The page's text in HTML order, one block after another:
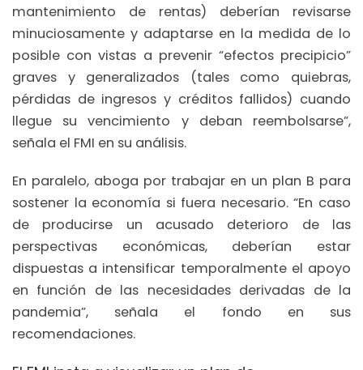
mantenimiento de rentas) deberían revisarse
minuciosamente y adaptarse en la medida de lo
posible con vistas a prevenir “efectos precipicio”
graves y generalizados (tales como quiebras,
pérdidas de ingresos y créditos fallidos) cuando
llegue su vencimiento y deban reembolsarse”,
señala el FMI en su análisis.
En paralelo, aboga por trabajar en un plan B para
sostener la economía si fuera necesario. “En caso
de producirse un acusado deterioro de las
perspectivas económicas, deberían estar
dispuestas a intensificar temporalmente el apoyo
en función de las necesidades derivadas de la
pandemia”, señala el fondo en sus
recomendaciones.